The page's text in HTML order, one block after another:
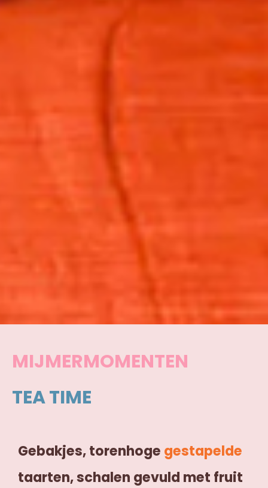
MIJMERMOMENTEN
TEA TIME
Gebakjes, torenhoge gestapelde
taarten, schalen gevuld met fruit